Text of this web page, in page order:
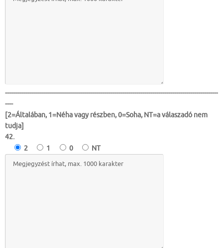
-----------------------------------------------------------------------------------------------------------
----
[2=Általában, 1=Néha vagy részben, 0=Soha, NT=a válaszadó nem
tudja]
42.
2
1 0 NT